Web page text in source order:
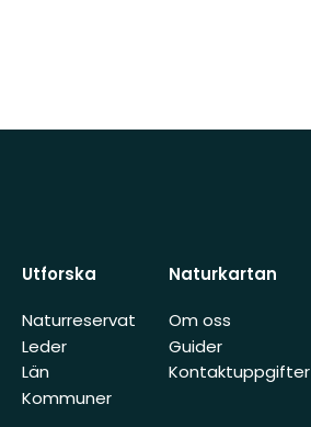
Utforska
Naturreservat
Leder
Län
Kommuner
Naturkartan
Om oss
Guider
Kontaktuppgifter